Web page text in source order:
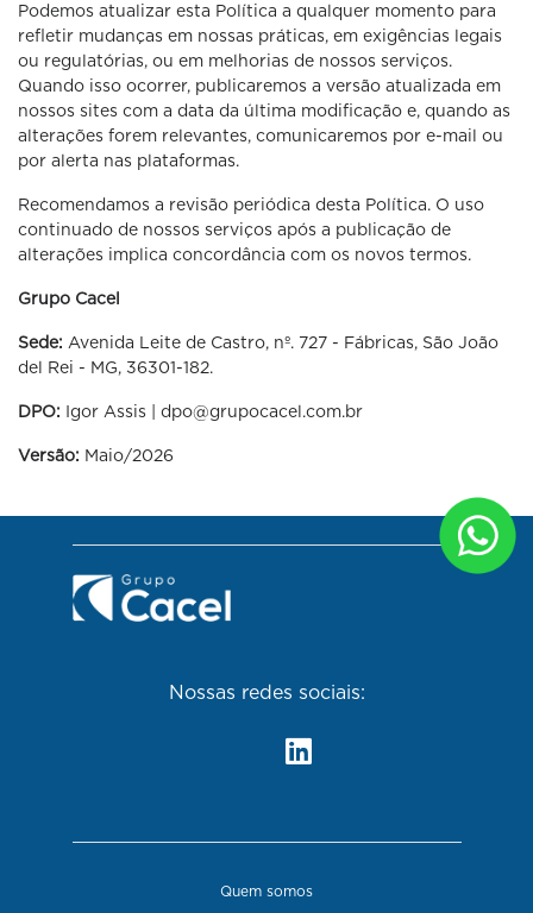
Podemos atualizar esta Política a qualquer momento para
refletir mudanças em nossas práticas, em exigências legais
ou regulatórias, ou em melhorias de nossos serviços.
Quando isso ocorrer, publicaremos a versão atualizada em
nossos sites com a data da última modificação e, quando as
alterações forem relevantes, comunicaremos por e-mail ou
por alerta nas plataformas.
Recomendamos a revisão periódica desta Política. O uso
continuado de nossos serviços após a publicação de
alterações implica concordância com os novos termos.
Grupo Cacel
Sede: Avenida Leite de Castro, nº. 727 - Fábricas, São João
del Rei - MG, 36301-182.
DPO: Igor Assis | dpo@grupocacel.com.br
Versão: Maio/2026
Nossas redes sociais:
Quem somos